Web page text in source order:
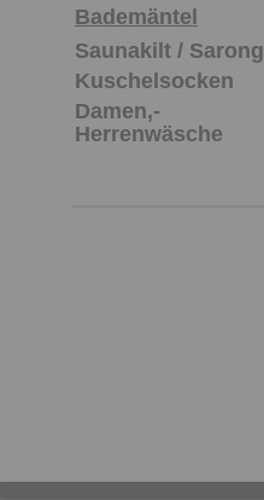
Bademäntel
Saunakilt / Sarong
Kuschelsocken
Damen,-
Herrenwäsche